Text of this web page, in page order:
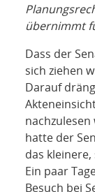
übernimmt
Dass der
sich ziehen
Darauf
nachzulesen
hatte der
das
Ein paar
Besuch bei